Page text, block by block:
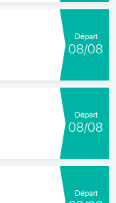
Départ
08/08
Départ
08/08
Départ